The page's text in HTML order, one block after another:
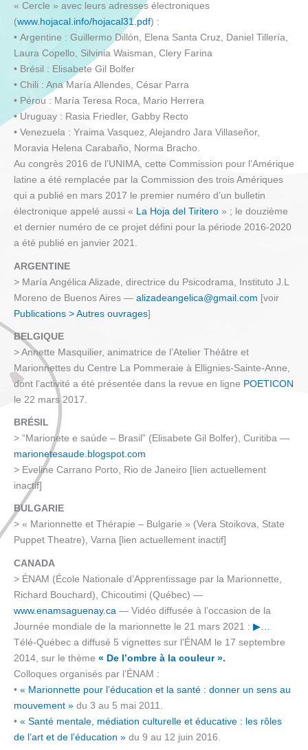
« Cercle » avec leurs adresses électroniques
(www.hojacal.info/hojacal31.pdf) :
• Argentine : Guillermo Dillón, Elena Santa Cruz, Daniel Tillería,
Laura Copello, Silvinia Waisman, Clery Farina
• Brésil : Elisabete Gil Bolfer
• Chili : Ana María Allendes, César Parra
• Pérou : María Teresa Roca, Mario Herrera
• Uruguay : Rasia Friedler, Gabby Recto
• Venezuela : Yraima Vasquez, Alejandro Jara Villaseñor,
Moravia Helena Carabaño, Norma Bracho.
Au congrès 2016 de l’UNIMA, cette Commission pour l’Amérique
latine a été remplacée par la Commission des trois Amériques
qui a publié en mars 2017 le premier numéro d’un bulletin
électronique appelé aussi « La Hoja del Tiritero » ; le douzième
et dernier numéro de ce projet défini pour la période 2016-2020
a été publié en janvier 2021.
ARGENTINE
> María Angélica Alizade, directrice du Psicodrama, Instituto J.L
Moreno de Buenos Aires — alizadeangelica@gmail.com [voir
Publications > Autres ouvrages]
BELGIQUE
> Annette Masquilier, animatrice de l’Atelier Théâtre et
Marionnettes du Centre La Pommeraie à Ellignies-Sainte-Anne,
dont l’activité a été présentée dans la revue en ligne POETICON
le 22 mars 2017.
BRÉSIL
> “Marionete e saúde – Brasil” (Elisabete Gil Bolfer), Curitiba —
marionetesaude.blogspot.com
> Eveline Carrano Porto, Rio de Janeiro [lien actuellement
inactif]
BULGARIE
> « Marionnette et Thérapie – Bulgarie » (Vera Stoikova, State
Puppet Theatre), Varna [lien actuellement inactif]
CANADA
> ÉNAM (École Nationale d’Apprentissage par la Marionnette,
Richard Bouchard), Chicoutimi (Québec) —
www.enamsaguenay.ca — Vidéo diffusée à l’occasion de la
Journée mondiale de la marionnette le 21 mars 2021 : ▶︎…
Télé-Québec a diffusé 5 vignettes sur l’ÉNAM le 17 septembre
2014, sur le thème « De l’ombre à la couleur ».
Colloques organisés par l’ÉNAM :
• « Marionnette pour l’éducation et la santé : donner un sens au
mouvement » du 3 au 5 mai 2011.
• « Santé mentale, médiation culturelle et éducative : les rôles
de l’art et de l’éducation » du 9 au 12 juin 2016.